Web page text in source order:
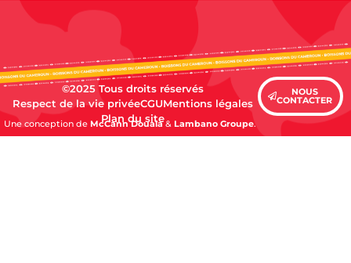
©2025 Tous droits réservés
Respect de la vie privéeCGUMentions légales
Plan du site
NOUS
CONTACTER
Une conception de McCann Douala& Lambano Groupe.